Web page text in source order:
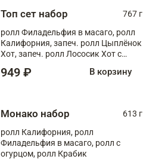
Топ сет набор
767 г
ролл Филадельфия в масаго, ролл
Калифорния, запеч. ролл Цыплёнок
Хот, запеч. ролл Лососик Хот с
949 ₽ В корзину
Монако набор
613 г
ролл Калифорния, ролл
Филадельфия в масаго, ролл с
огурцом, ролл Крабик